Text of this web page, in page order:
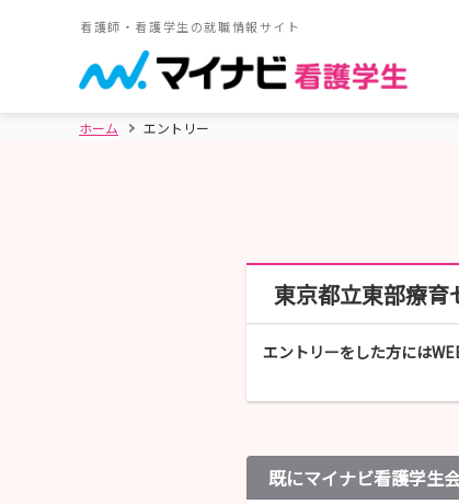
看護師・看護学生の就職情報サイト
ホーム エントリー
東京都立東部療育
エントリーをした方には
既にマイナビ看護学生